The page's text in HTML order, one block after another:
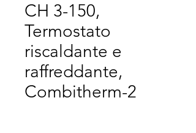
CH 3-150,
Termostato
riscaldante e
raffreddante,
Combitherm-2